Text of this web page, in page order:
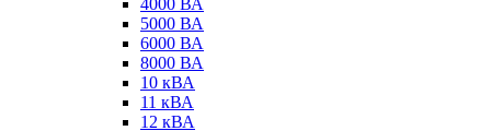
4000 ВА
5000 ВА
6000 ВА
8000 ВА
10 кВА
11 кВА
12 кВА